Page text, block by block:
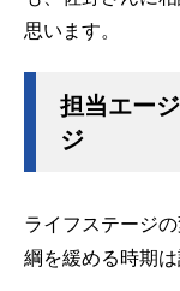
思います。
担当エー
ジ
ライフステージ
綱を緩める時期は